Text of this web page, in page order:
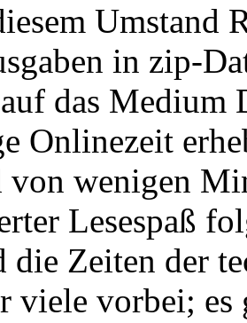
Umstand
in zip-
auf das
Onlinezeit
wenigen
Lesespaß
die Zeiten der
viele vorbei;